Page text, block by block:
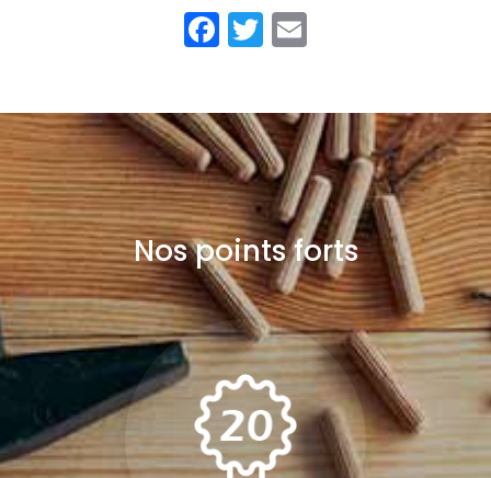
Facebook
Twitter
Nos points forts